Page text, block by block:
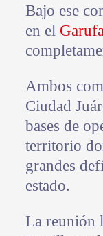
Bajo ese
en el
Ambos
Ciudad
bases de
territorio
grandes
estado.
La reunión